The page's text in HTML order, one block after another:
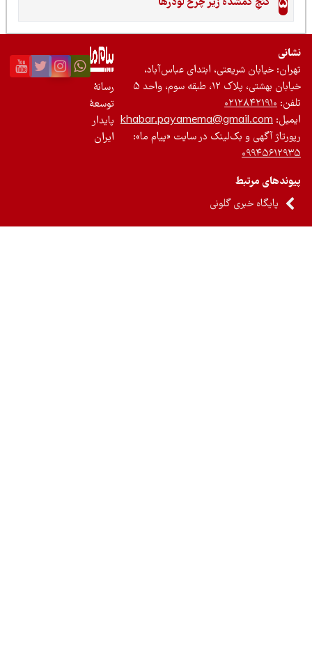
گنجِ گمشده زیر چرخ لودرها
خیابان شریعتی، ابتدای عباس‌آباد،
بهشتی، پلاک ۱۲، طبقه سوم، واحد ۵
۰۲۱۲۸۴۲۱۹۱۰
khabar.payamema@gmail.com
آگهی و بک‌لینک در سایت «پیام ما»:
مرتبط
پایگاه خبری گلونی
رسانۀ
توسعۀ
پایدار
ایران